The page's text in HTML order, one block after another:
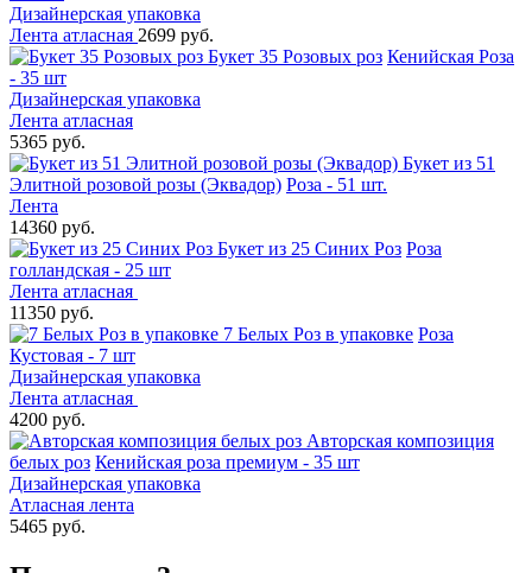
Дизайнерская упаковка
Лента атласная 2699 руб.
Букет 35 Розовых роз Кенийская Роза
- 35 шт
Дизайнерская упаковка
Лента атласная
5365 руб.
Букет из 51
Элитной розовой розы (Эквадор) Роза - 51 шт.
Лента
14360 руб.
Букет из 25 Синих Роз Роза
голландская - 25 шт
Лента атласная
11350 руб.
7 Белых Роз в упаковке Роза
Кустовая - 7 шт
Дизайнерская упаковка
Лента атласная
4200 руб.
Авторская композиция
белых роз Кенийская роза премиум - 35 шт
Дизайнерская упаковка
Атласная лента
5465 руб.